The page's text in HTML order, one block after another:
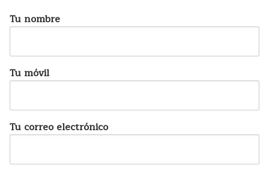
Tu nombre
Tu móvil
Tu correo electrónico